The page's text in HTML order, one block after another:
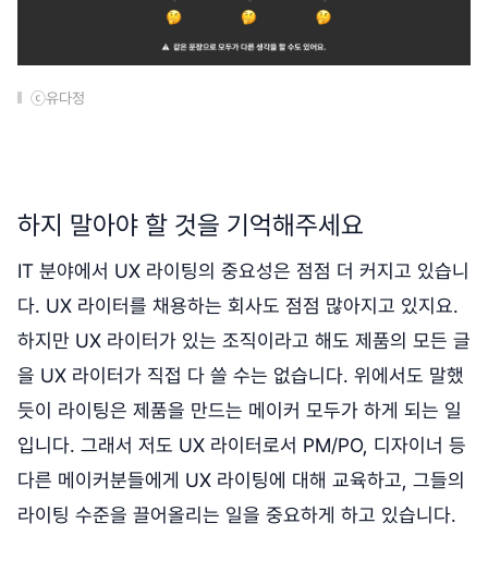
ⓒ유다정
하지 말아야 할 것을 기억해주세요
IT 분야에서 UX 라이팅의 중요성은 점점 더 커지고 있습니
다. UX 라이터를 채용하는 회사도 점점 많아지고 있지요.
하지만 UX 라이터가 있는 조직이라고 해도 제품의 모든 글
을 UX 라이터가 직접 다 쓸 수는 없습니다. 위에서도 말했
듯이 라이팅은 제품을 만드는 메이커 모두가 하게 되는 일
입니다. 그래서 저도 UX 라이터로서 PM/PO, 디자이너 등
다른 메이커분들에게 UX 라이팅에 대해 교육하고, 그들의
라이팅 수준을 끌어올리는 일을 중요하게 하고 있습니다.